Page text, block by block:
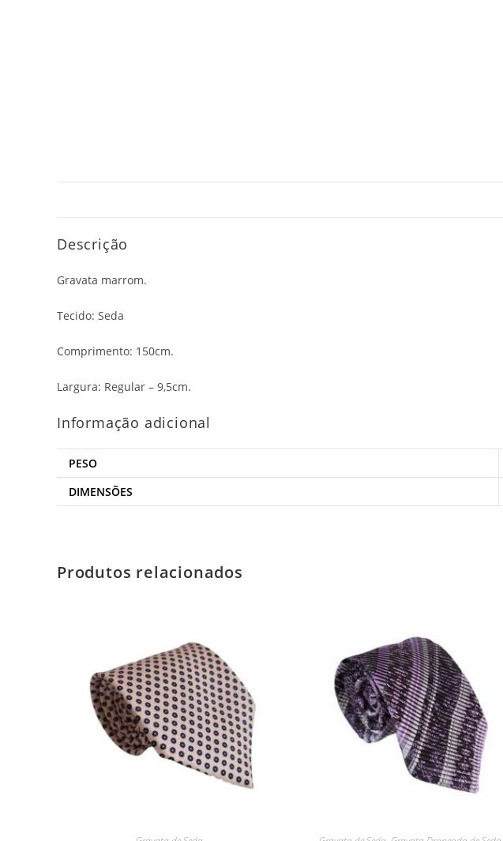
Descrição
Gravata marrom.
Tecido: Seda
Comprimento: 150cm.
Largura: Regular – 9,5cm.
Informação adicional
PESO
DIMENSÕES
Produtos relacionados